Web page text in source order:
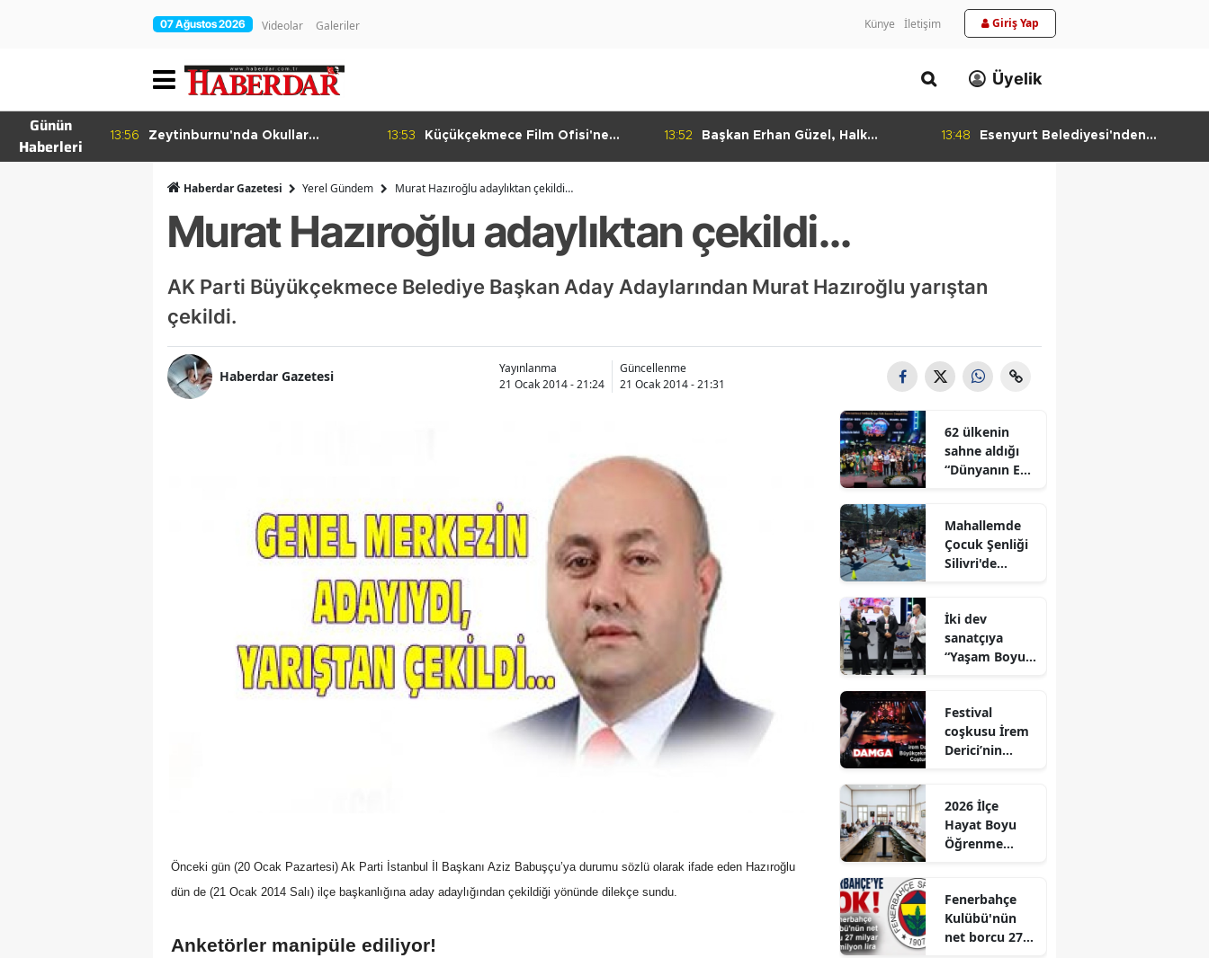
07 Ağustos 2026 Videolar Galeriler Künye İletişim Giriş Yap
Üyelik
Günün
Haberleri
13:56
Zeytinburnu'nda Okullar
13:53
Küçükçekmece Film Ofisi'ne
13:52
Başkan Erhan Güzel, Halk
13:48
Esenyurt Belediyesi'nden
Haberdar Gazetesi Yerel Gündem Murat Hazıroğlu adaylıktan çekildi…
Murat Hazıroğlu adaylıktan çekildi…
AK Parti Büyükçekmece Belediye Başkan Aday Adaylarından Murat Hazıroğlu yarıştan
çekildi.
Haberdar Gazetesi
Yayınlanma
21 Ocak 2014 - 21:24
Güncellenme
21 Ocak 2014 - 21:31
Önceki gün (20 Ocak Pazartesi) Ak Parti İstanbul İl Başkanı Aziz Babuşçu’ya durumu sözlü olarak ifade eden Hazıroğlu
dün de (21 Ocak 2014 Salı) ilçe başkanlığına aday adaylığından çekildiği yönünde dilekçe sundu.
Anketörler manipüle ediliyor!
62 ülkenin
sahne aldığı
“Dünyanın En
finalle sona
erdi
Mahallemde
Çocuk Şenliği
Silivri'de
iİki dev
sanatçıya
“Yaşam Boyu
Festival
coşkusu İrem
Derici’nin
2026 İlçe
Hayat Boyu
Öğrenme
Gerçekleştirild
i
Fenerbahçe
Kulübü'nün
net borcu 27